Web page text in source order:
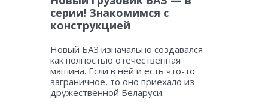
серии! Знакомимся с
конструкцией
Новый БАЗ изначально создавался
как полностью отечественная
машина. Если в ней и есть что-то
заграничное, то оно приехало из
дружественной Беларуси.